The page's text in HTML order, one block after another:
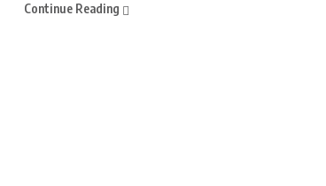
Continue Reading